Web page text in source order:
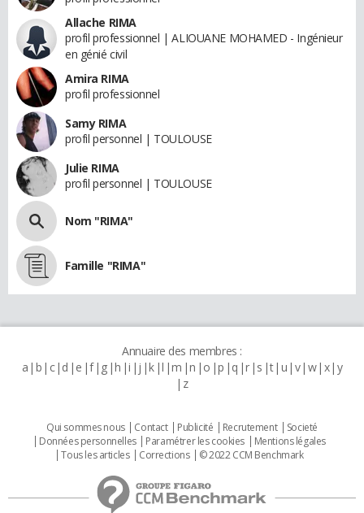
Allache RIMA
profil professionnel | ALIOUANE MOHAMED - Ingénieur
en génié civil
Amira RIMA
profil professionnel
Samy RIMA
profil personnel | TOULOUSE
Julie RIMA
profil personnel | TOULOUSE
Nom "RIMA"
Famille "RIMA"
Annuaire des membres :
a b c d e f g h i j k l m n o p q r s t u v w x y
z
Qui sommes nous Contact Publicité Recrutement
Societé
Données personnelles
Paramétrer les cookies
Mentions légales
Tous les articles
Corrections © 2022 CCM Benchmark